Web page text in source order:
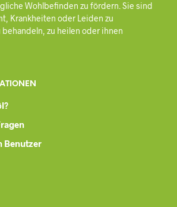
Wohlbefinden zu fördern. Sie sind
Krankheiten oder Leiden zu
zu heilen oder ihnen
Benutzer